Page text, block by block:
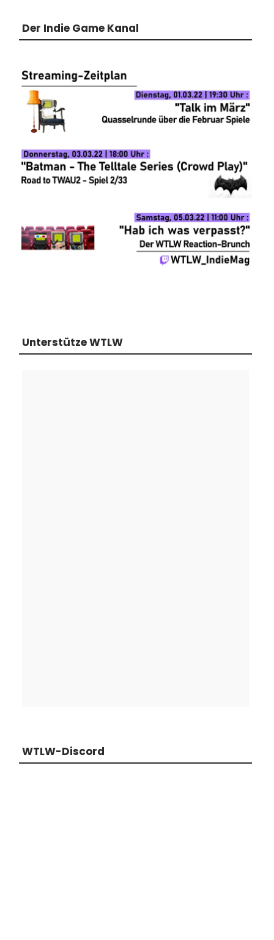
Der Indie Game Kanal
Unterstütze WTLW
WTLW-Discord